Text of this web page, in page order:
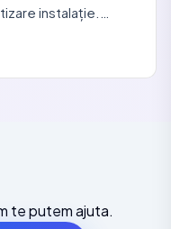
instalație.
te putem ajuta.